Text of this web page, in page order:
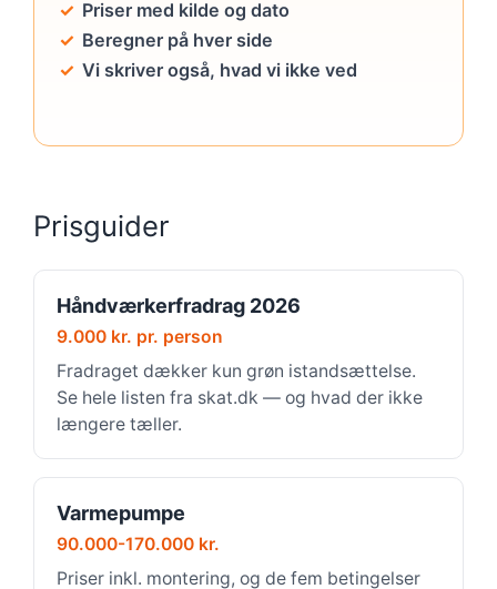
Priser med kilde og dato
Beregner på hver side
Vi skriver også, hvad vi ikke ved
Prisguider
Håndværkerfradrag 2026
9.000 kr. pr. person
Fradraget dækker kun grøn istandsættelse.
Se hele listen fra skat.dk — og hvad der ikke
længere tæller.
Varmepumpe
90.000-170.000 kr.
Priser inkl. montering, og de fem betingelser